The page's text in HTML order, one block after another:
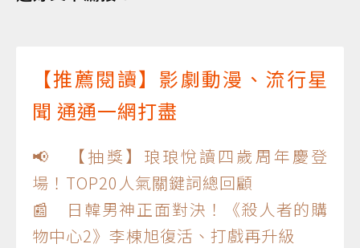
【推薦閱讀】影劇動漫、流行星
聞 通通一網打盡
📢 【抽獎】琅琅悅讀四歲周年慶登
場！TOP20人氣關鍵詞總回顧
📰 日韓男神正面對決！《殺人者的購
物中心2》李棟旭復活、打戲再升級